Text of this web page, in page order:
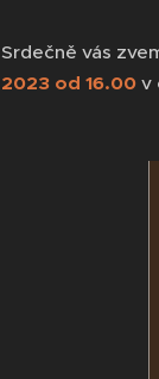
Srdečně vás
2023 od 16.00 v